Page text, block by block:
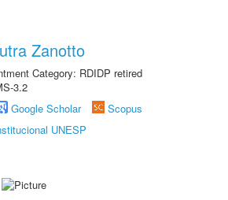
Zanotto
Category: RDIDP retired
3.2
Google Scholar
Scopus
UNESP